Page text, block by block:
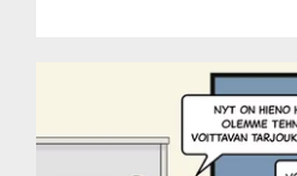
ilmaisohjelma pitää sisällään.